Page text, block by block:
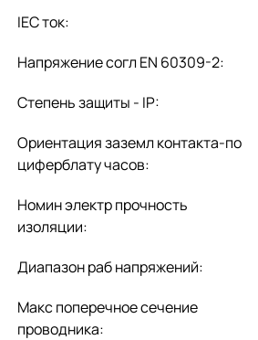
IEC ток:
Напряжение согл EN 60309-2:
Степень защиты - IP:
Ориентация заземл контакта-по
циферблату часов:
Номин электр прочность
изоляции:
Диапазон раб напряжений:
Макс поперечное сечение
проводника: